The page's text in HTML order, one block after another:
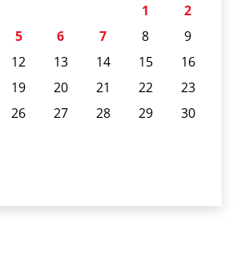
1
2
5 6 7 8
9
12 13 14 15
16
19 20 21 22
23
26 27 28 29
30